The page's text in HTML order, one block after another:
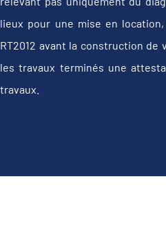
lieux pour une mise en
RT2012 avant la construction
les travaux terminés une
travaux.